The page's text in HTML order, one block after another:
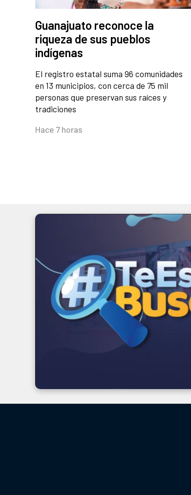
Guanajuato reconoce la
riqueza de sus pueblos
indígenas
El registro estatal suma 96 comunidades
en 13 municipios, con cerca de 75 mil
personas que preservan sus raíces y
tradiciones
Hace 7 horas